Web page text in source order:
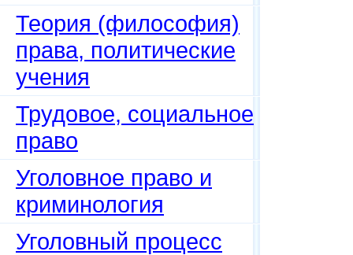
Теория (философия)
права, политические
учения
Трудовое, социальное
право
Уголовное право и
криминология
Уголовный процесс